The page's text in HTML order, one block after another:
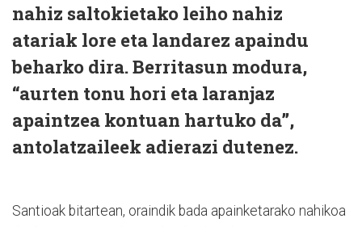
nahiz saltokietako leiho nahiz
atariak lore eta landarez apaindu
beharko dira. Berritasun modura,
“aurten tonu hori eta laranjaz
apaintzea kontuan hartuko da”,
antolatzaileek adierazi dutenez.
Santioak bitartean, oraindik bada apainketarako nahikoa